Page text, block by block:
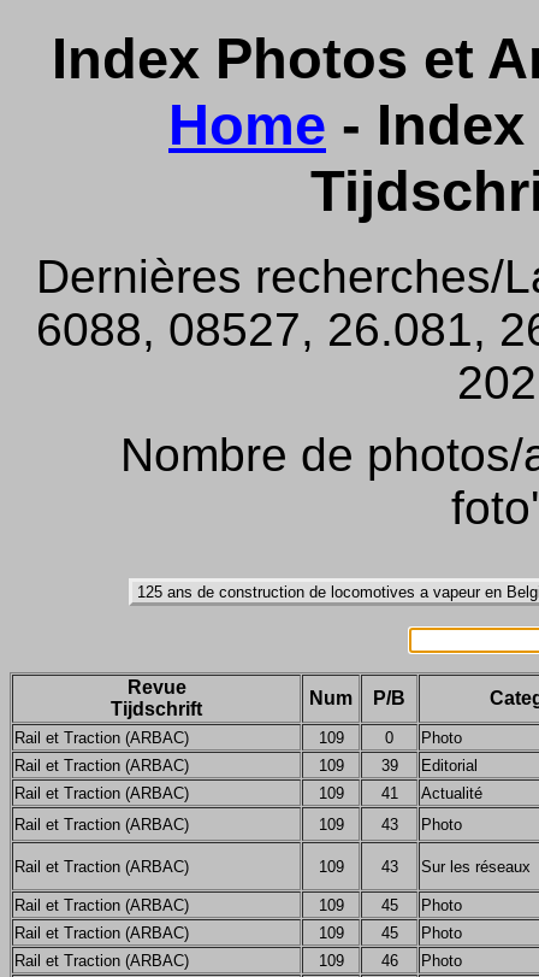
Index Photos et
Home -
Dernières recherches/
6088, 08527, 26.081,
Nombre de
Revue
Tijdschrift
Num P/B
Rail et Traction (ARBAC) 109 0
Photo
Rail et Traction (ARBAC)
109 39
Editorial
Rail et Traction (ARBAC)
109 41
Actualité
Rail et Traction (ARBAC)
109 43 Photo
Rail et Traction (ARBAC) 109 43 Sur les réseaux
Rail et Traction (ARBAC) 109 45
Photo
Rail et Traction (ARBAC)
109 45
Photo
Rail et Traction (ARBAC)
109 46
Photo